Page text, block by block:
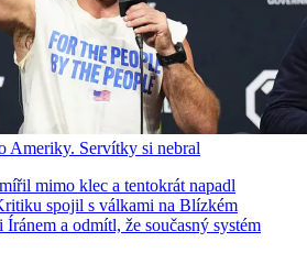
Ameriky. Servítky si nebral
mimo klec a tentokrát napadl
spojil s válkami na Blízkém
a odmítl, že současný systém